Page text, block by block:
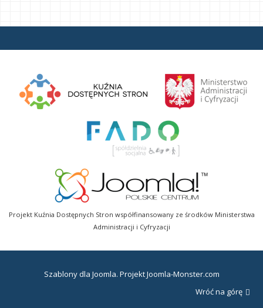
Projekt Kuźnia Dostępnych Stron współfinansowany ze środków Ministerstwa
Administracji i Cyfryzacji
Szablony dla Joomla. Projekt Joomla-Monster.com
Wróć na górę